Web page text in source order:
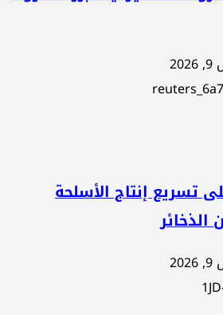
تسريع إنتاج الأسلحة